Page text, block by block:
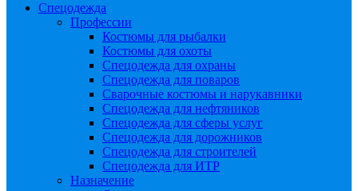
Спецодежда
Профессии
Костюмы для рыбалки
Костюмы для охоты
Спецодежда для охраны
Спецодежда для поваров
Сварочные костюмы и нарукавники
Спецодежда для нефтяников
Спецодежда для сферы услуг
Спецодежда для дорожников
Спецодежда для строителей
Спецодежда для ИТР
Назначение